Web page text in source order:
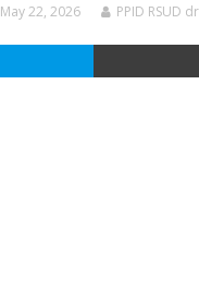
May 22, 2026 PPID RSUD